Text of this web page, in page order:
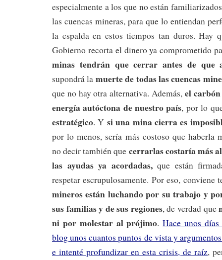
especialmente a los que no están
las cuencas mineras, para que lo entiendan
la espalda en estos tiempos tan duros. Hay
Gobierno recorta el dinero ya comprometido
minas tendrán que cerrar antes de que
supondrá la muerte de todas las cuencas
que no hay otra alternativa. Además, el
energía autóctona de nuestro país, por lo
estratégico. Y si una mina cierra es
por lo menos, sería más costoso que haberla
no decir también que cerrarlas costaría más
las ayudas ya acordadas,que están
respetar escrupulosamente. Por eso, conviene
mineros están luchando por su trabajo y
sus familias y de sus regiones, de verdad que
ni por molestar al prójimo.Hace unos
blog unos cuantos puntos de vista y
e intenté profundizar en esta crisis, de raíz,